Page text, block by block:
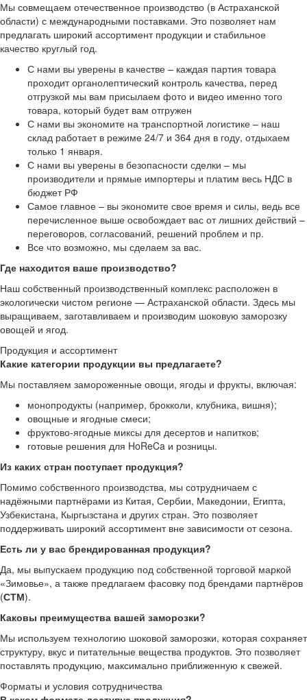
Мы совмещаем отечественное производство (в Астраханской
области) с международными поставками. Это позволяет нам
предлагать широкий ассортимент продукции и стабильное
качество круглый год.
С нами вы уверены в качестве – каждая партия товара
проходит органолептический контроль качества, перед
отгрузкой мы вам присылаем фото и видео именно того
товара, который будет вам отгружен
С нами вы экономите на транспортной логистике – наш
склад работает в режиме 24/7 и 364 дня в году, отдыхаем
только 1 января.
С нами вы уверены в безопасности сделки – мы
производители и прямые импортеры и платим весь НДС в
бюджет РФ
Самое главное – вы экономите свое время и силы, ведь все
перечисленное выше освобождает вас от лишних действий –
переговоров, согласований, решений проблем и пр.
Все что возможно, мы сделаем за вас.
Где находится ваше производство?
Наш собственный производственный комплекс расположен в
экологически чистом регионе — Астраханской области. Здесь мы
выращиваем, заготавливаем и производим шоковую заморозку
овощей и ягод.
Продукция и ассортимент
Какие категории продукции вы предлагаете?
Мы поставляем замороженные овощи, ягоды и фрукты, включая:
монопродукты (например, брокколи, клубника, вишня);
овощные и ягодные смеси;
фруктово-ягодные миксы для десертов и напитков;
готовые решения для HoReCa и розницы.
Из каких стран поступает продукция?
Помимо собственного производства, мы сотрудничаем с
надёжными партнёрами из Китая, Сербии, Македонии, Египта,
Узбекистана, Кыргызстана и других стран. Это позволяет
поддерживать широкий ассортимент вне зависимости от сезона.
Есть ли у вас брендированная продукция?
Да, мы выпускаем продукцию под собственной торговой маркой
«Зимовье», а также предлагаем фасовку под брендами партнёров
(СТМ).
Каковы преимущества вашей заморозки?
Мы используем технологию шоковой заморозки, которая сохраняет
структуру, вкус и питательные вещества продуктов. Это позволяет
поставлять продукцию, максимально приближенную к свежей.
Форматы и условия сотрудничества